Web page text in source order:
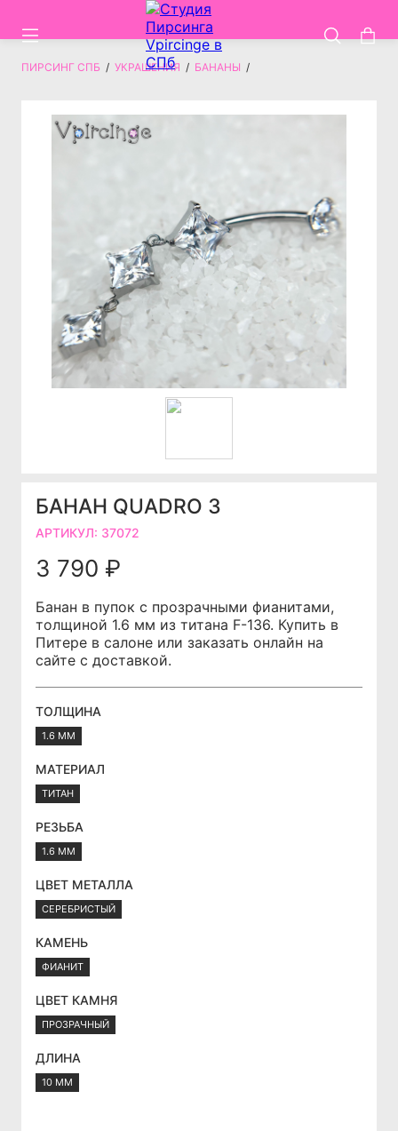
ПИРСИНГ СПБ / УКРАШЕНИЯ / БАНАНЫ /
БАНАН QUADRO 3
АРТИКУЛ: 37072
3 790 ₽
Банан в пупок с прозрачными фианитами,
толщиной 1.6 мм из титана F-136. Купить в
Питере в салоне или заказать онлайн на
сайте с доставкой.
ТОЛЩИНА
1.6 ММ
МАТЕРИАЛ
ТИТАН
РЕЗЬБА
1.6 ММ
ЦВЕТ МЕТАЛЛА
СЕРЕБРИСТЫЙ
КАМЕНЬ
ФИАНИТ
ЦВЕТ КАМНЯ
ПРОЗРАЧНЫЙ
ДЛИНА
10 ММ